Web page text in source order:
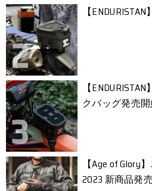
【
【
クバッグ発売
【Age of Glory
2023 新商品発